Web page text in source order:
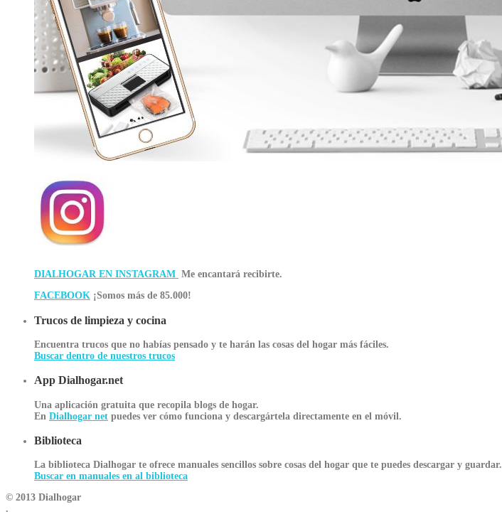
DIALHOGAR EN INSTAGRAM Me encantará recibirte.
FACEBOOK ¡Somos más de 85.000!
Trucos de limpieza y cocina
Encuentra trucos que no habías pensado y te harán las cosas del hogar más fáciles.
Buscar dentro de nuestros trucos
App Dialhogar.net
Una aplicación gratuita que recopila blogs de hogar.
En Dialhogar net puedes ver cómo funciona y descargártela directamente en el móvil.
Biblioteca
La biblioteca Dialhogar te ofrece manuales sencillos sobre cosas del hogar que te puedes descargar y guardar.
Buscar en manuales en al biblioteca
© 2013 Dialhogar
.